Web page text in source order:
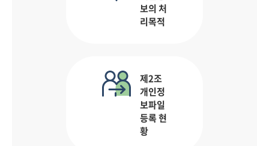
보의 처
리목적
제2조
개인정
보파일
등록 현
황